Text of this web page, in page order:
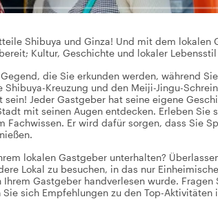
Shibuya und Ginza! Und mit dem lokalen
Kultur, Geschichte und lokaler
die Sie erkunden werden, während
Kreuzung und den Meiji-Jingu-
Jeder Gastgeber hat seine eigene
mit seinen Augen entdecken. Erleben Sie
Fachwissen. Er wird dafür sorgen, dass Sie
lokalen Gastgeber unterhalten?
Lokal zu besuchen, in das nur
Gastgeber handverlesen wurde.
sich Empfehlungen zu den Top-Aktivitäten